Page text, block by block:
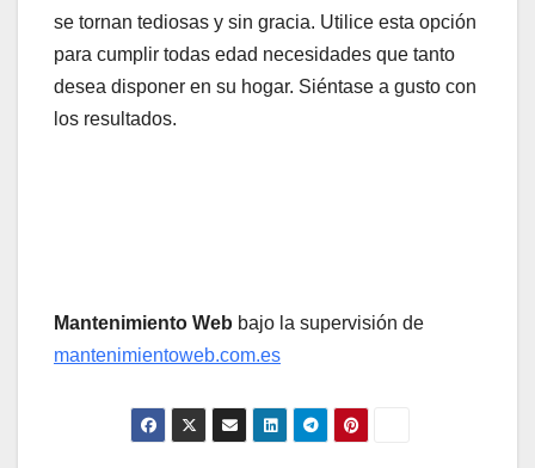
se tornan tediosas y sin gracia. Utilice esta opción
para cumplir todas edad necesidades que tanto
desea disponer en su hogar. Siéntase a gusto con
los resultados.
Mantenimiento Web bajo la supervisión de
mantenimientoweb.com.es